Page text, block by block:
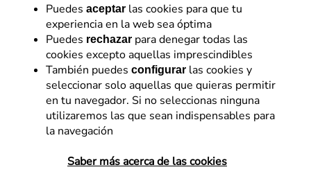
Puedes aceptar las cookies para que tu
experiencia en la web sea óptima
Puedes rechazar para denegar todas las
cookies excepto aquellas imprescindibles
También puedes configurar las cookies y
seleccionar solo aquellas que quieras permitir
en tu navegador. Si no seleccionas ninguna
utilizaremos las que sean indispensables para
la navegación
Saber más acerca de las cookies
Desarrollo
Bug en Google Chrome v44
con WordPress y
WooCommerce. Tutorial
sobre cómo arreglarlo.